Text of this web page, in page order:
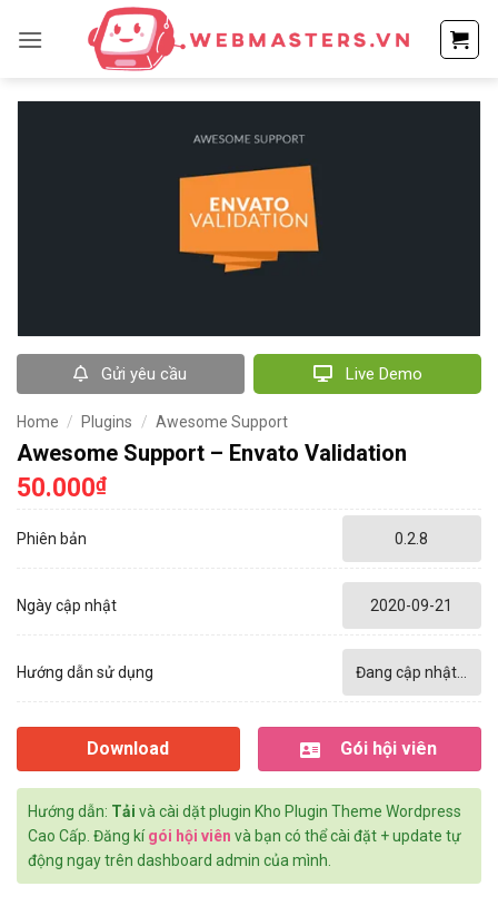
qua
dung
Gửi yêu cầu Live Demo
Home / Plugins / Awesome Support
Awesome Support – Envato Validation
50.000₫
Phiên bản 0.2.8
Ngày cập nhật 2020-09-21
Hướng dẫn sử dụng Đang cập nhật...
Download Gói hội viên
Hướng dẫn: Tải và cài dặt plugin Kho Plugin Theme Wordpress
Cao Cấp. Đăng kígói hội viên và bạn có thể cài đặt + update tự
động ngay trên dashboard admin của mình.